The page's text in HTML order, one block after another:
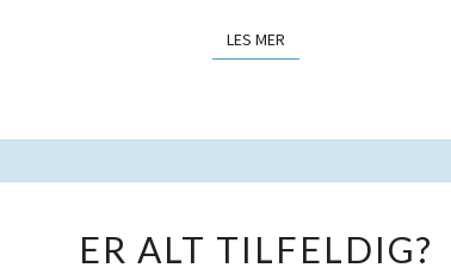
LES MER
ALT
ER ALT TILFELDIG?